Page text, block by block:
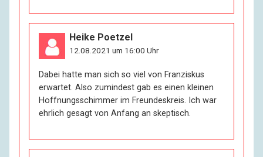
Heike Poetzel
12.08.2021 um 16:00 Uhr
Dabei hatte man sich so viel von Franziskus
erwartet. Also zumindest gab es einen kleinen
Hoffnungsschimmer im Freundeskreis. Ich war
ehrlich gesagt von Anfang an skeptisch.